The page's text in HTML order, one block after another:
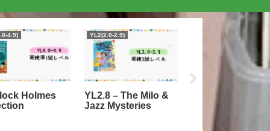
4.9)
Holmes
YL2(2.0-2.9)
YL2.8 – The Milo &
Jazz Mysteries